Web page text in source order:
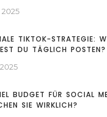
2025
TIKTOK-STRATEGIE:
DU TÄGLICH POSTEN?
BUDGET FÜR SOCIAL
SIE WIRKLICH?